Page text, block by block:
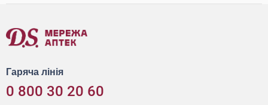
Гаряча лінія
0 800 30 20 60